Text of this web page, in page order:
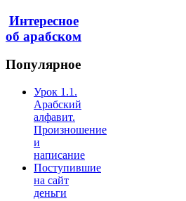
Интересное
об арабском
Популярное
Урок 1.1.
Арабский
алфавит.
Произношение
и
написание
Поступившие
на сайт
деньги